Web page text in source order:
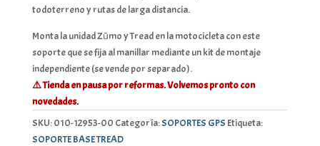
todoterreno y rutas de larga distancia.
Monta la unidad Zūmo y Tread en la motocicleta con este
soporte que se fija al manillar mediante un kit de montaje
independiente (se vende por separado).
⚠️ Tienda en pausa por reformas. Volvemos pronto con
novedades.
SKU:010-12953-00 Categoría:SOPORTES GPS Etiqueta:
SOPORTE BASE TREAD